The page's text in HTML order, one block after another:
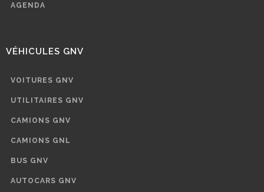
AGENDA
VÉHICULES GNV
VOITURES GNV
UTILITAIRES GNV
CAMIONS GNV
CAMIONS GNL
BUS GNV
AUTOCARS GNV